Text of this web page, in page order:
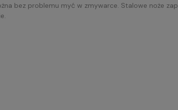
bez problemu myć w zmywarce. Stalowe noże